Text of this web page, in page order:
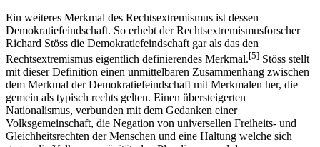
Ein weiteres Merkmal des Rechtsextremismus ist dessen
Demokratiefeindschaft. So erhebt der Rechtsextremismusforscher
Richard Stöss die Demokratiefeindschaft gar als das den
Rechtsextremismus eigentlich definierendes Merkmal.[5] Stöss stellt
mit dieser Definition einen unmittelbaren Zusammenhang zwischen
dem Merkmal der Demokratiefeindschaft mit Merkmalen her, die
gemein als typisch rechts gelten. Einen übersteigerten
Nationalismus, verbunden mit dem Gedanken einer
Volksgemeinschaft, die Negation von universellen Freiheits- und
Gleichheitsrechten der Menschen und eine Haltung welche sich